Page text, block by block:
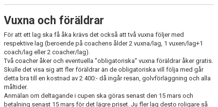
Vuxna och föräldrar
För att ett lag ska få åka krävs det också att två vuxna följer med
respektive lag (beroende på coachens ålder 2 vuxna/lag, 1 vuxen/lag+1
coach/lag eller 2 coacher/lag).
Två coacher åker och eventuella ”obligatoriska” vuxna föräldrar åker gratis.
Skulle det visa sig att fler föräldrar än de obligatoriska vill följa med går
detta bra till en kostnad av 2 400:- då ingår resan, golvförläggning och alla
måltider.
Anmälan om deltagande i cupen ska göras senast den 15 mars och
betalning senast 15 mars för det lägre priset. Ju fler lag desto roligare så